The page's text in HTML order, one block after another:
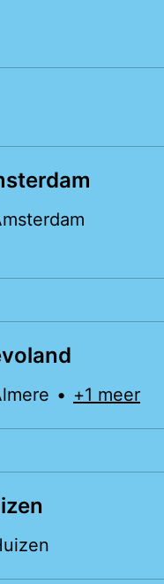
• +1 meer